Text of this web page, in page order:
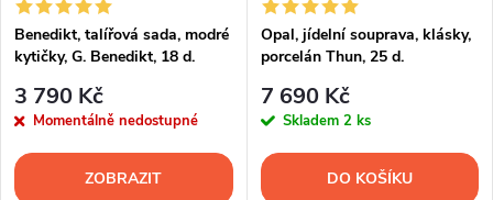
Benedikt, talířová sada, modré
kytičky, G. Benedikt, 18 d.
3 790 Kč
Momentálně nedostupné
ZOBRAZIT
Opal, jídelní souprava, klásky,
porcelán Thun, 25 d.
7 690 Kč
Skladem 2 ks
DO KOŠÍKU